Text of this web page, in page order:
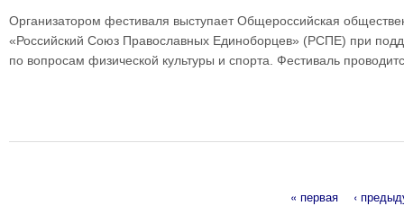
Организатором фестиваля выступает Общероссийская
«Российский Союз Православных Единоборцев» (РСПЕ) при
по вопросам физической культуры и спорта. Фестиваль
« первая ‹